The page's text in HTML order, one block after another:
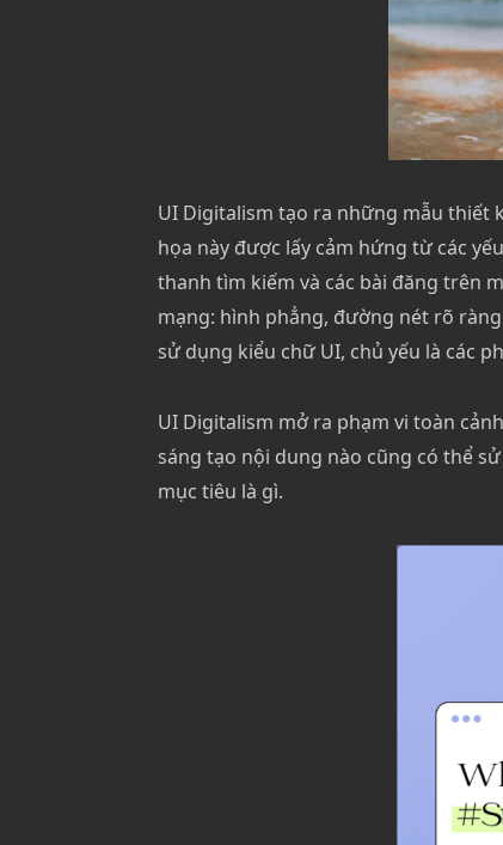
UI Digitalism tạo ra những mẫu thiết
họa này được lấy cảm hứng từ các
thanh tìm kiếm và các bài đăng trên
mạng: hình phẳng, đường nét rõ
sử dụng kiểu chữ UI, chủ yếu là các
UI Digitalism mở ra phạm vi toàn
sáng tạo nội dung nào cũng có thể
mục tiêu là gì.